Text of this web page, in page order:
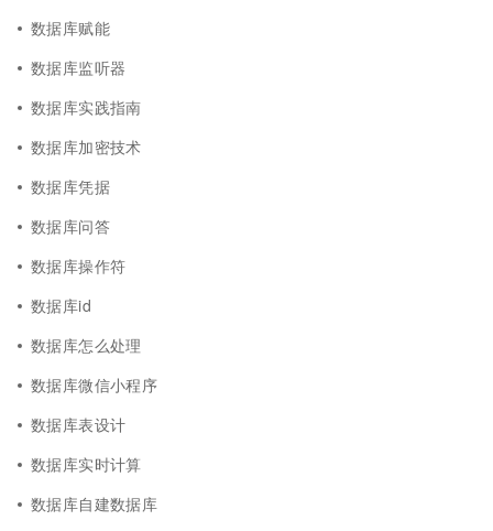
数据库赋能
数据库监听器
数据库实践指南
数据库加密技术
数据库凭据
数据库问答
数据库操作符
数据库id
数据库怎么处理
数据库微信小程序
数据库表设计
数据库实时计算
数据库自建数据库